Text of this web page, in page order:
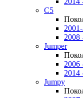
C5
2008
Jumper
2006
2014
Jumpy